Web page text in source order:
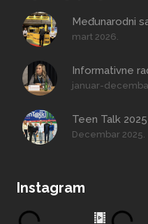
Međunarodni
mart 2026.
Informativne
januar-
Teen Talk 2025
Decembar 2025.
Instagram